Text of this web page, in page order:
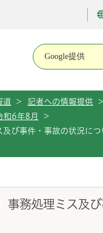
道 > 記者への情報提供
>
和6年8月
>
び事件・事故の状況に
事務処理ミス及